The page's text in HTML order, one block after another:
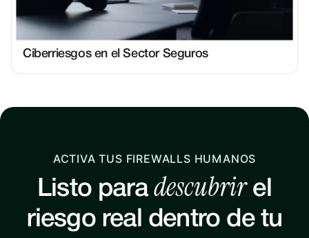
Ciberriesgos en el Sector Seguros
ACTIVA TUS FIREWALLS HUMANOS
Listo paradescubrirel
riesgo real dentro de tu